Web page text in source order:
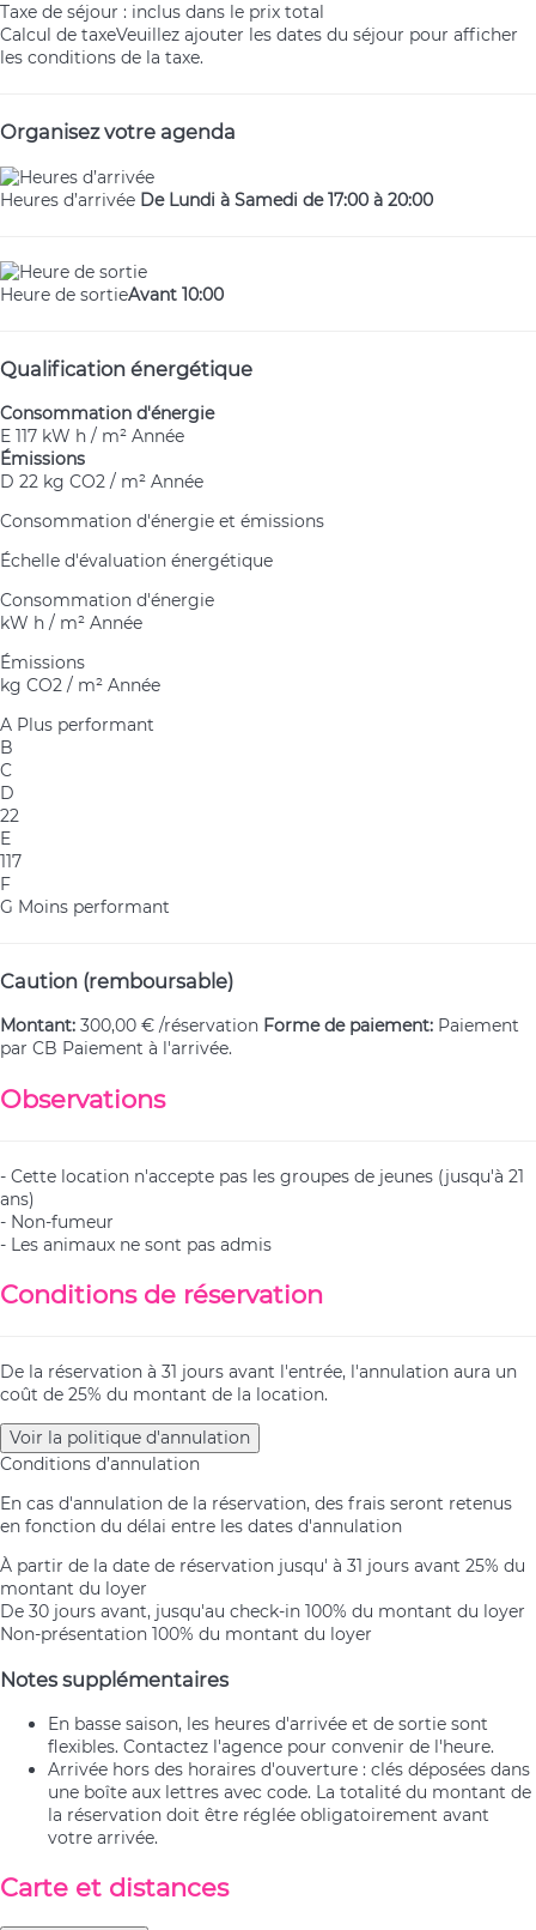
Taxe de séjour : inclus dans le prix total
Calcul de taxeVeuillez ajouter les dates du séjour pour afficher
les conditions de la taxe.
Organisez votre agenda
Heures d’arrivée De Lundi à Samedi de 17:00 à 20:00
Heure de sortieAvant 10:00
Qualification énergétique
Consommation d'énergie
E 117 kW h / m² Année
Émissions
D 22 kg CO2 / m² Année
Consommation d'énergie et émissions
Échelle d'évaluation énergétique
Consommation d'énergie
kW h / m² Année
Émissions
kg CO2 / m² Année
A Plus performant
B
C
D
22
E
117
F
G Moins performant
Caution (remboursable)
Montant: 300,00 € /réservation Forme de paiement: Paiement
par CB Paiement à l'arrivée.
Observations
- Cette location n'accepte pas les groupes de jeunes (jusqu'à 21
ans)
- Non-fumeur
- Les animaux ne sont pas admis
Conditions de réservation
De la réservation à 31 jours avant l'entrée, l'annulation aura un
coût de 25% du montant de la location.
Voir la politique d'annulation
Conditions d’annulation
En cas d'annulation de la réservation, des frais seront retenus
en fonction du délai entre les dates d'annulation
À partir de la date de réservation jusqu' à 31 jours avant 25% du
montant du loyer
De 30 jours avant, jusqu'au check-in 100% du montant du loyer
Non-présentation 100% du montant du loyer
Notes supplémentaires
En basse saison, les heures d'arrivée et de sortie sont
flexibles. Contactez l'agence pour convenir de l'heure.
Arrivée hors des horaires d'ouverture : clés déposées dans
une boîte aux lettres avec code. La totalité du montant de
la réservation doit être réglée obligatoirement avant
votre arrivée.
Carte et distances